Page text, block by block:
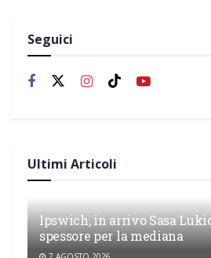
Seguici
Ultimi Articoli
Ipswich, in arrivo Sasa
spessore per la mediana